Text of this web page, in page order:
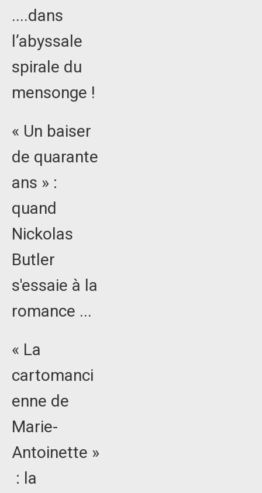
....dans
l’abyssale
spirale du
mensonge !
« Un baiser
de quarante
ans » :
quand
Nickolas
Butler
s'essaie à la
romance ...
« La
cartomanci
enne de
Marie-
Antoinette »
: la